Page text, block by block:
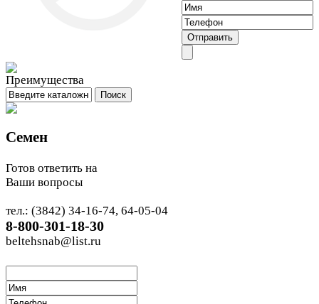
Семен
Готов ответить на
Ваши вопросы
тел.: (3842) 34-16-74, 64-05-04
8-800-301-18-30
beltehsnab@list.ru